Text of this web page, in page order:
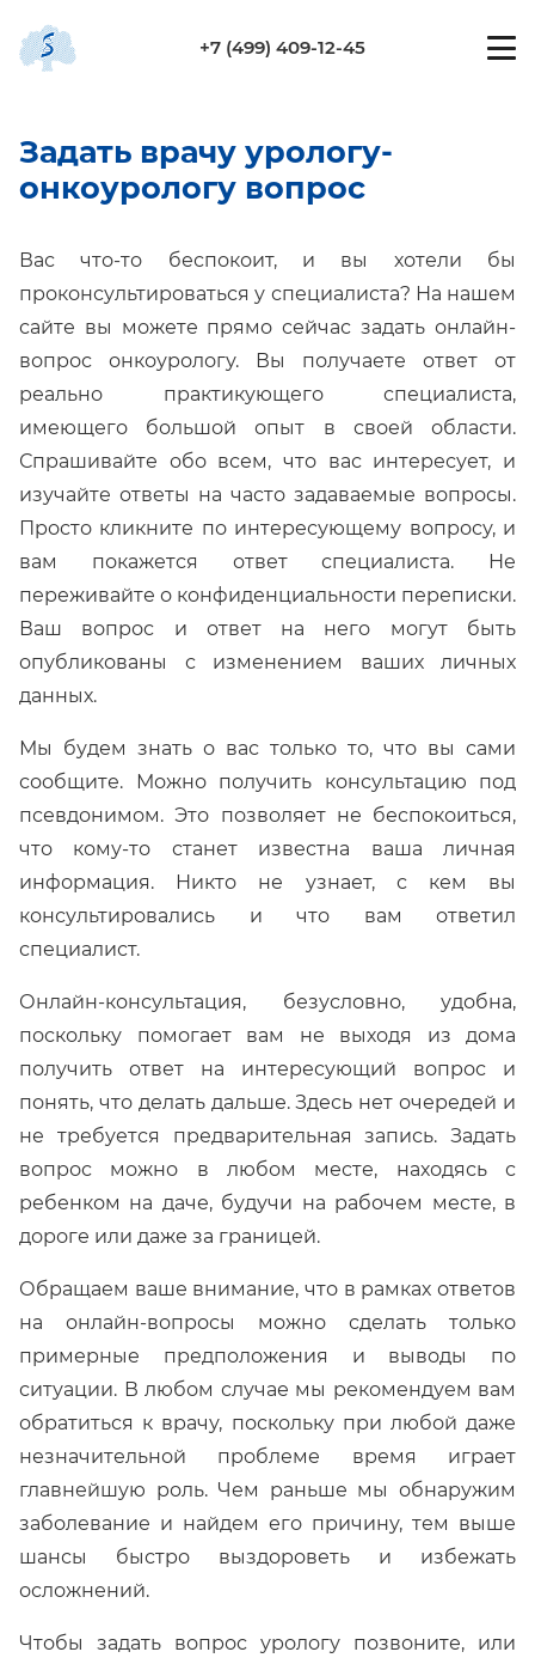
+7 (499) 409-12-45
Задать врачу урологу-
онкоурологу вопрос
Вас что-то беспокоит, и вы хотели бы
проконсультироваться у специалиста? На нашем
сайте вы можете прямо сейчас задать онлайн-
вопрос онкоурологу. Вы получаете ответ от
реально практикующего специалиста,
имеющего большой опыт в своей области.
Спрашивайте обо всем, что вас интересует, и
изучайте ответы на часто задаваемые вопросы.
Просто кликните по интересующему вопросу, и
вам покажется ответ специалиста. Не
переживайте о конфиденциальности переписки.
Ваш вопрос и ответ на него могут быть
опубликованы с изменением ваших личных
данных.
Мы будем знать о вас только то, что вы сами
сообщите. Можно получить консультацию под
псевдонимом. Это позволяет не беспокоиться,
что кому-то станет известна ваша личная
информация. Никто не узнает, с кем вы
консультировались и что вам ответил
специалист.
Онлайн-консультация, безусловно, удобна,
поскольку помогает вам не выходя из дома
получить ответ на интересующий вопрос и
понять, что делать дальше. Здесь нет очередей и
не требуется предварительная запись. Задать
вопрос можно в любом месте, находясь с
ребенком на даче, будучи на рабочем месте, в
дороге или даже за границей.
Обращаем ваше внимание, что в рамках ответов
на онлайн-вопросы можно сделать только
примерные предположения и выводы по
ситуации. В любом случае мы рекомендуем вам
обратиться к врачу, поскольку при любой даже
незначительной проблеме время играет
главнейшую роль. Чем раньше мы обнаружим
заболевание и найдем его причину, тем выше
шансы быстро выздороветь и избежать
осложнений.
Чтобы задать вопрос урологу позвоните, или